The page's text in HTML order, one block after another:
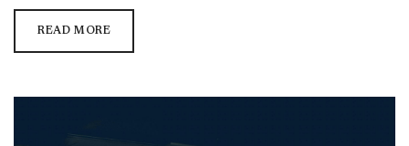
READ MORE